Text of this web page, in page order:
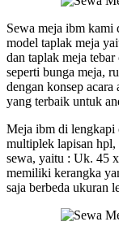
Sewa meja ibm kami
model taplak meja
dan taplak meja
seperti bunga meja,
dengan konsep
yang terbaik untuk
Meja ibm di lengkapi
multiplek lapisan hpl,
sewa, yaitu : Uk. 45
memiliki kerangka
saja berbeda ukuran